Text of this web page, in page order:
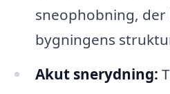
sneophobning, der
bygningens
Akut snerydning: